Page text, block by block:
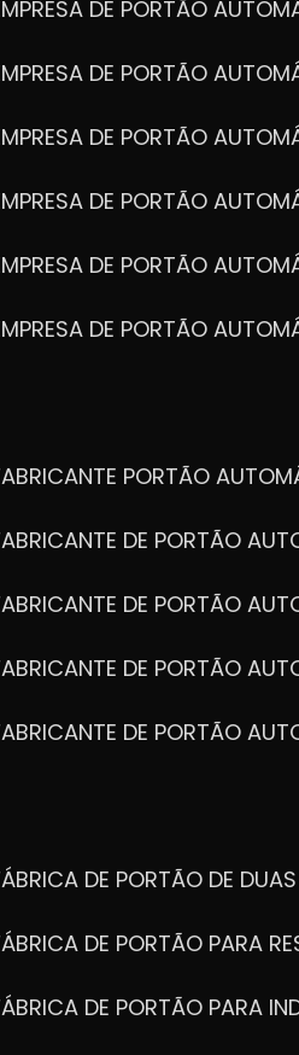
EMPRESA DE PORTÃO
EMPRESA DE PORTÃO
EMPRESA DE PORTÃO
EMPRESA DE PORTÃO
EMPRESA DE PORTÃO
EMPRESA DE PORTÃO
FABRICANTE PORTÃO
FABRICANTE DE PORTÃO
FABRICANTE DE PORTÃO
FABRICANTE DE PORTÃO
FABRICANTE DE PORTÃO
FÁBRICA DE PORTÃO DE
FÁBRICA DE PORTÃO PARA
FÁBRICA DE PORTÃO PARA